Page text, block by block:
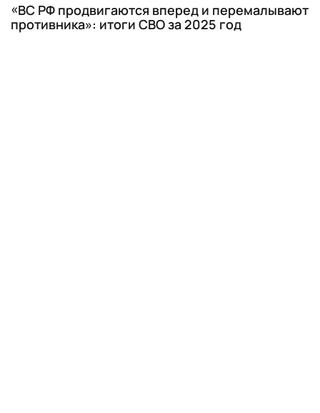
«ВС РФ продвигаются вперед и перемалывают
противника»: итоги СВО за 2025 год